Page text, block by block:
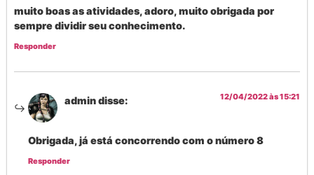
muito boas as atividades, adoro, muito obrigada por
sempre dividir seu conhecimento.
Responder
admindisse: 12/04/2022 às 15:21
Obrigada, já está concorrendo com o número 8
Responder